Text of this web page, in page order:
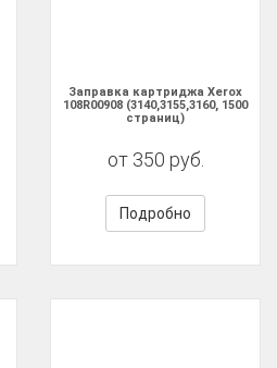
Заправка картриджа Xerox
108R00908 (3140,3155,3160, 1500
страниц)
от 350 руб.
Подробно